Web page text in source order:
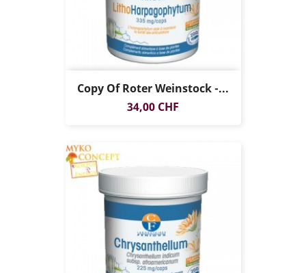
Copy Of Roter Weinstock -...
Preis
34,00 CHF